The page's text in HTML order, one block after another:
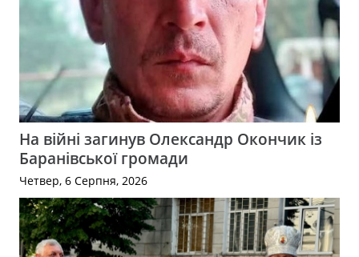
На війні загинув Олександр Окончик із
Баранівської громади
Четвер, 6 Серпня, 2026